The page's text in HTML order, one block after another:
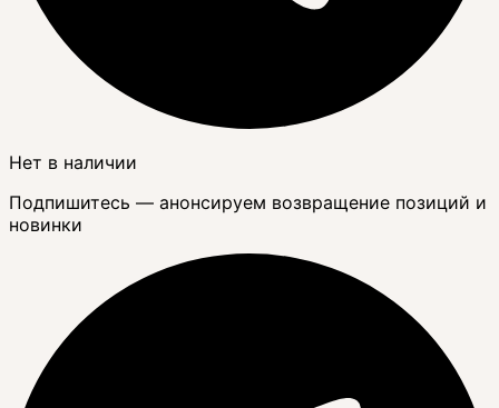
Нет в наличии
Подпишитесь — анонсируем возвращение позиций и
новинки